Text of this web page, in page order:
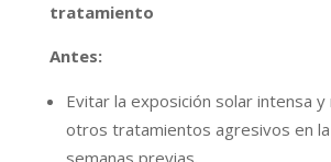
tratamiento
Antes:
Evitar la exposición solar intensa y
otros tratamientos agresivos en la
semanas previas.